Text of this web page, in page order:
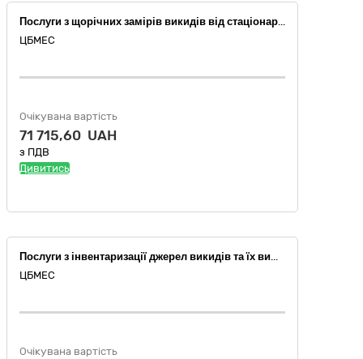
Послуги з щорічних замірів викидів від стаціонарних та пересувних джерел згідно дозволу, послуги з виконання інструментальних замірів забруднюючих речовин пилогазоочисних установок
ЦБМЕС
Очікувана вартість
71 715,60 UAH
з ПДВ
Дивитись
Послуги з інвентаризації джерел викидів та їх вимірювання для отримання дозволу на викиди забруднюючих речовин в атмосферне повітря
ЦБМЕС
Очікувана вартість